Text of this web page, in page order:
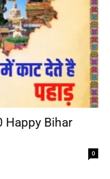
Happy Bihar
0